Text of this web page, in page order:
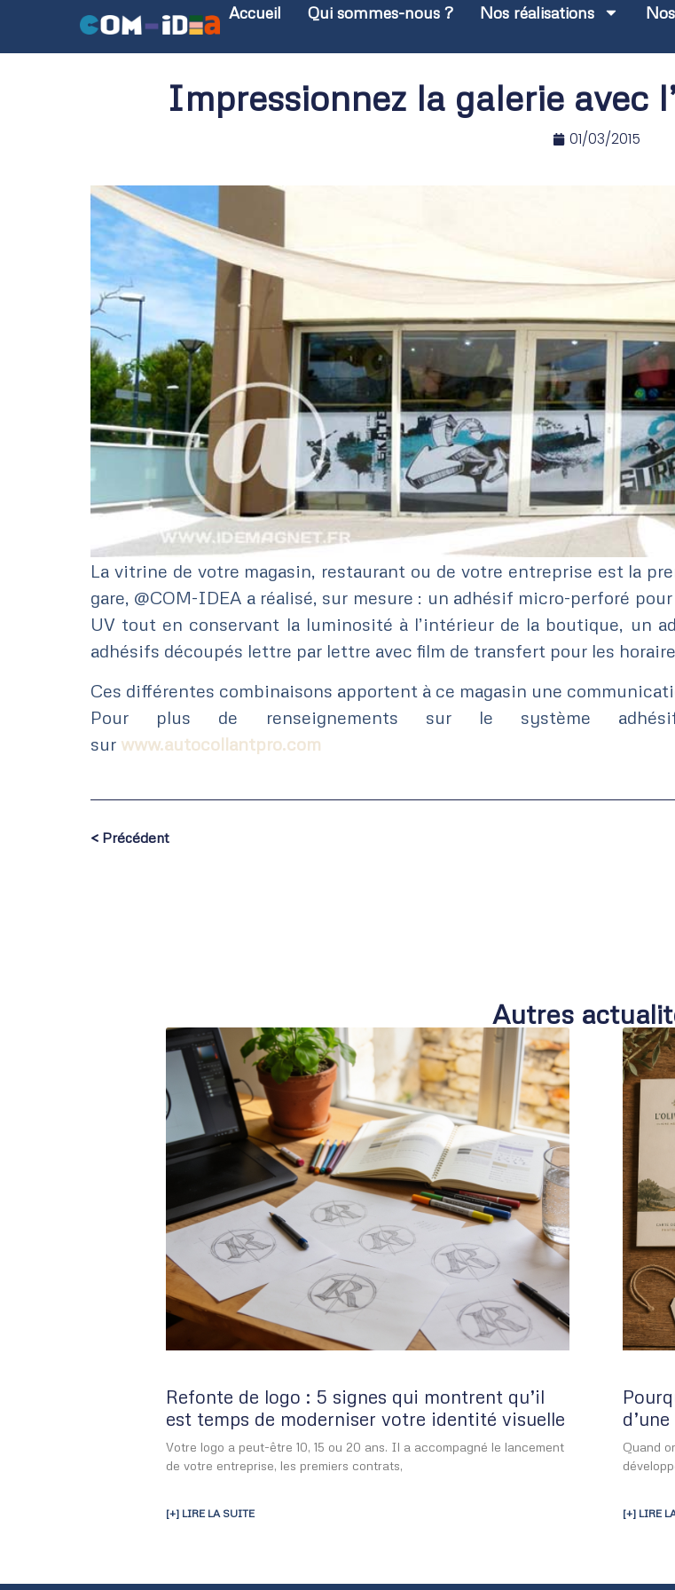
Accueil Qui sommes-nous ? Nos réalisations
Impressionnez la galerie avec
01/03/2015
La vitrine de votre magasin, restaurant ou de votre entreprise est la
gare, @COM-IDEA a réalisé, sur mesure : un adhésif micro-perforé
UV tout en conservant la luminosité à l’intérieur de la boutique, un
adhésifs découpés lettre par lettre avec film de transfert pour les
Ces différentes combinaisons apportent à ce magasin une
Pour plus de renseignements sur le système adhésif
sur ‪www.autocollantpro.com
< Précédent
Autres
Refonte de logo : 5 signes qui montrent qu’il
est temps de moderniser votre identité visuelle
Votre logo a peut-être 10, 15 ou 20 ans. Il a accompagné le lancement
de votre entreprise, les premiers contrats,
[+] LIRE LA SUITE
Quand
[+] LIRE